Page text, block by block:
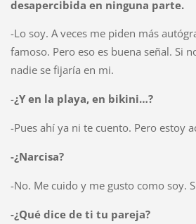
desapercibida en ninguna parte.
-Lo soy. A veces me piden más
famoso. Pero eso es buena señal. Si
nadie se fijaría en mi.
-¿Y en la playa, en bikini…?
-Pues ahí ya ni te cuento. Pero estoy
-¿Narcisa?
-No. Me cuido y me gusto como soy.
-¿Qué dice de ti tu pareja?